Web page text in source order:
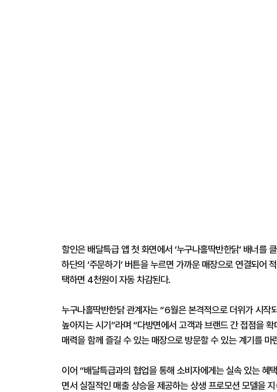
할인은 배달특급 앱 첫 화면에서 ‘누구나홀딱반한닭’ 배너를
하단의 ‘주문하기’ 버튼을 누르면 가까운 매장으로 연결되어
택하면 4천원이 자동 차감된다.
누구나홀딱반한닭 관계자는 “6월은 본격적으로 더위가 시작
높아지는 시기”라며 “다방면에서 고객과 브랜드 간 접점을
매력을 함께 즐길 수 있는 매장으로 방문할 수 있는 계기를 마
이어 “배달특급과의 협업을 통해 소비자에게는 실속 있는 혜
면서 실질적인 매출 상승을 제공하는 상생 프로모션 모델을